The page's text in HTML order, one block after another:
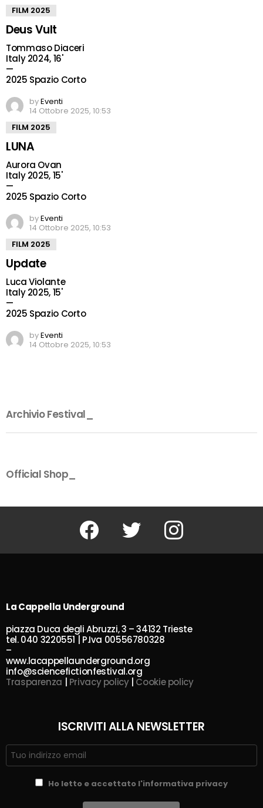
FILM 2025
Deus Vult
Tommaso Diaceri
Italy 2024, 16'
—
2025 Spazio Corto
byEventi
14 Ottobre 2025, 10:53
FILM 2025
LUNA
Aurora Ovan
Italy 2025, 15'
—
2025 Spazio Corto
byEventi
14 Ottobre 2025, 10:53
FILM 2025
Update
Luca Violante
Italy 2025, 15'
—
2025 Spazio Corto
byEventi
14 Ottobre 2025, 10:53
Archivio Festival_
Official Shop_
Facebook Twitter Instagram
La Cappella Underground
piazza Duca degli Abruzzi, 3 – 34132 Trieste
tel. 040 3220551 | P.Iva 00556780328
–
www.lacappellaunderground.org
info@sciencefictionfestival.org
Trasparenza
Privacy policy| Cookie policy
ISCRIVITI ALLA NEWSLETTER
Ho letto e accettato l'informativa privacy